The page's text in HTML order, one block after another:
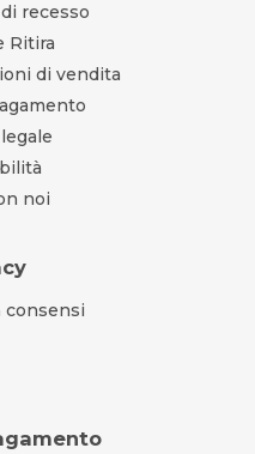
recesso
Ritira
di vendita
noi
consensi